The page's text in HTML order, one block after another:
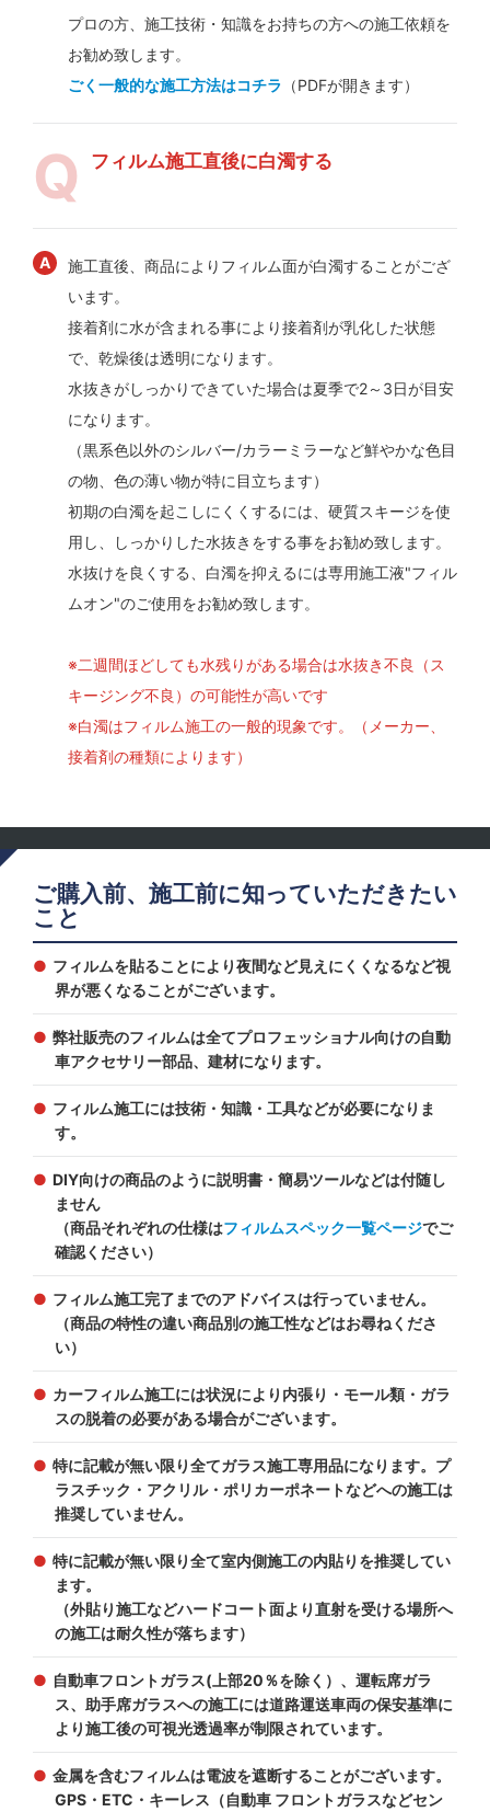
プロの方、施工技術・知識をお持ちの方への施工依頼を
お勧め致します。
ごく一般的な施工方法はコチラ （PDFが開きます）
フィルム施工直後に白濁する
施工直後、商品によりフィルム面が白濁することがござ
います。
接着剤に水が含まれる事により接着剤が乳化した状態
で、乾燥後は透明になります。
水抜きがしっかりできていた場合は夏季で2～3日が目安
になります。
（黒系色以外のシルバー/カラーミラーなど鮮やかな色目
の物、色の薄い物が特に目立ちます）
初期の白濁を起こしにくくするには、硬質スキージを使
用し、しっかりした水抜きをする事をお勧め致します。
水抜けを良くする、白濁を抑えるには専用施工液"フィル
ムオン"のご使用をお勧め致します。
※二週間ほどしても水残りがある場合は水抜き不良（ス
キージング不良）の可能性が高いです
※白濁はフィルム施工の一般的現象です。（メーカー、
接着剤の種類によります）
ご購入前、施工前に知っていただきたい
こと
フィルムを貼ることにより夜間など見えにくくなるなど視
界が悪くなることがございます。
弊社販売のフィルムは全てプロフェッショナル向けの自動
車アクセサリー部品、建材になります。
フィルム施工には技術・知識・工具などが必要になりま
す。
DIY向けの商品のように説明書・簡易ツールなどは付随し
ません
（商品それぞれの仕様はフィルムスペック一覧ページでご
確認ください）
フィルム施工完了までのアドバイスは行っていません。
（商品の特性の違い商品別の施工性などはお尋ねくださ
い）
カーフィルム施工には状況により内張り・モール類・ガラ
スの脱着の必要がある場合がございます。
特に記載が無い限り全てガラス施工専用品になります。プ
ラスチック・アクリル・ポリカーポネートなどへの施工は
推奨していません。
特に記載が無い限り全て室内側施工の内貼りを推奨してい
ます。
（外貼り施工などハードコート面より直射を受ける場所へ
の施工は耐久性が落ちます）
自動車フロントガラス(上部20％を除く）、運転席ガラ
ス、助手席ガラスへの施工には道路運送車両の保安基準に
より施工後の可視光透過率が制限されています。
金属を含むフィルムは電波を遮断することがございます。
GPS・ETC・キーレス（自動車 フロントガラスなどセン